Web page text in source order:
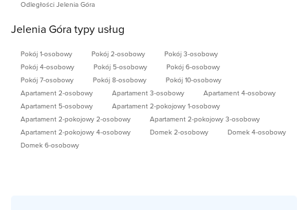
Odległości Jelenia Góra
Jelenia Góra typy usług
Pokój 1-osobowy Pokój 2-osobowy
Pokój 3-osobowy
Pokój 4-osobowy
Pokój 5-osobowy
Pokój 6-osobowy
Pokój 7-osobowy
Pokój 8-osobowy
Pokój 10-osobowy
Apartament 2-osobowy
Apartament 3-osobowy
Apartament 4-osobowy
Apartament 5-osobowy
Apartament 2-pokojowy 1-osobowy
Apartament 2-pokojowy 2-osobowy
Apartament 2-pokojowy 3-osobowy
Apartament 2-pokojowy 4-osobowy
Domek 2-osobowy
Domek 4-osobowy
Domek 6-osobowy